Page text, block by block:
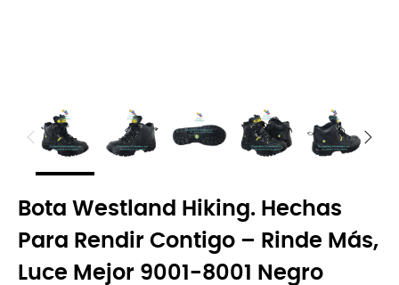
Bota Westland Hiking. Hechas
Para Rendir Contigo – Rinde Más,
Luce Mejor 9001-8001 Negro